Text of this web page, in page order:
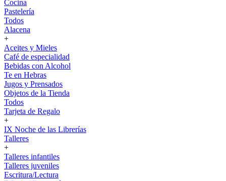
Cocina
Pastelería
Todos
Alacena
+
Aceites y Mieles
Café de especialidad
Bebidas con Alcohol
Te en Hebras
Jugos y Prensados
Objetos de la Tienda
Todos
Tarjeta de Regalo
+
IX Noche de las Librerías
Talleres
+
Talleres infantiles
Talleres juveniles
Escritura/Lectura